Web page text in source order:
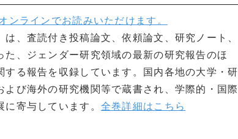
ンラインでお読みいただけます。
、査読付き投稿論文、依頼論文、研究ノート、
た、ジェンダー研究領域の最新の研究報告のほ
する報告を収録しています。国内各地の大学・研
よび海外の研究機関等で蔵書され、学際的・国際
寄与しています。 全巻詳細はこちら